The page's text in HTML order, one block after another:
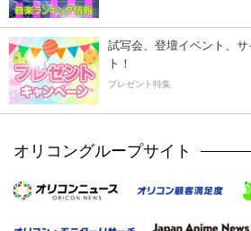
試写会、登壇イベント、
ト！
プレゼント特集
オリコングループサイト